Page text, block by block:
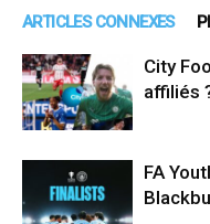
ARTICLES CONNEXES
City
affiliés
FA